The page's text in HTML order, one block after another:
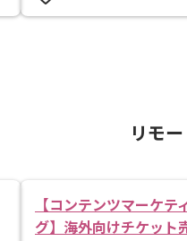
リモ
【コンテンツマーケテ
グ】海外向けチケット